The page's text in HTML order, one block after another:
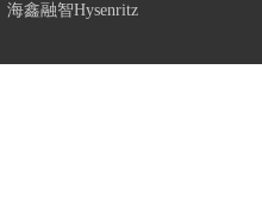
海鑫融智Hysenritz